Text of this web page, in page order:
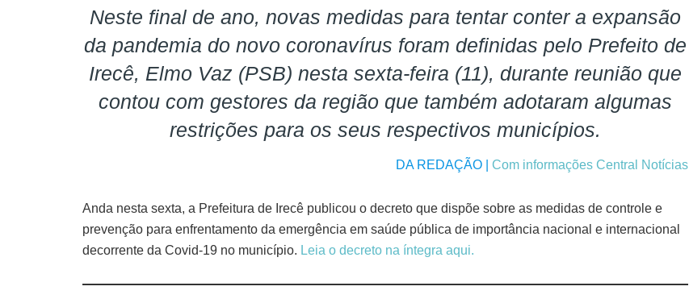
Neste final de ano, novas medidas para tentar conter a expansão
da pandemia do novo coronavírus foram definidas pelo Prefeito de
Irecê, Elmo Vaz (PSB) nesta sexta-feira (11), durante reunião que
contou com gestores da região que também adotaram algumas
restrições para os seus respectivos municípios.
DA REDAÇÃO | Com informações Central Notícias
Anda nesta sexta, a Prefeitura de Irecê publicou o decreto que dispõe sobre as medidas de controle e
prevenção para enfrentamento da emergência em saúde pública de importância nacional e internacional
decorrente da Covid-19 no município. Leia o decreto na íntegra aqui.